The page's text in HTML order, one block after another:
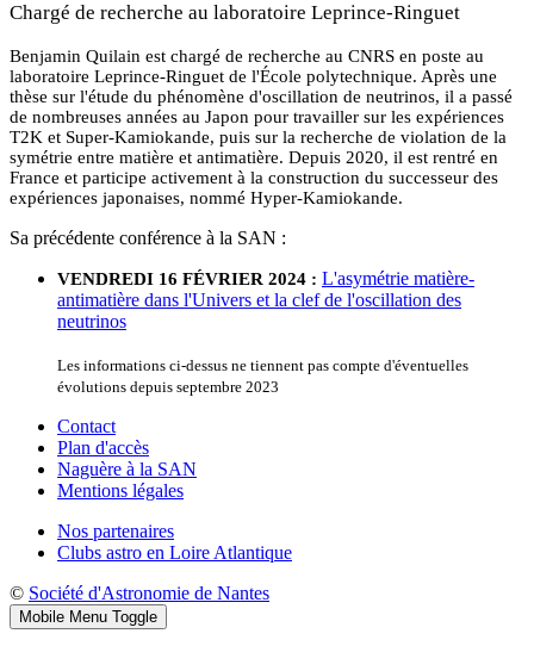
Chargé de recherche au laboratoire Leprince-Ringuet
Benjamin Quilain est chargé de recherche au CNRS en poste au
laboratoire Leprince-Ringuet de l'École polytechnique. Après une
thèse sur l'étude du phénomène d'oscillation de neutrinos, il a passé
de nombreuses années au Japon pour travailler sur les expériences
T2K et Super-Kamiokande, puis sur la recherche de violation de la
symétrie entre matière et antimatière. Depuis 2020, il est rentré en
France et participe activement à la construction du successeur des
expériences japonaises, nommé Hyper-Kamiokande.
Sa précédente conférence à la SAN :
VENDREDI 16 FÉVRIER 2024 : L'asymétrie matière-
antimatière dans l'Univers et la clef de l'oscillation des
neutrinos
Les informations ci-dessus ne tiennent pas compte d'éventuelles
évolutions depuis septembre 2023
Contact
Plan d'accès
Naguère à la SAN
Mentions légales
Nos partenaires
Clubs astro en Loire Atlantique
© Société d'Astronomie de Nantes
Mobile Menu Toggle